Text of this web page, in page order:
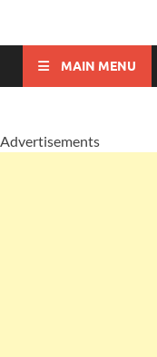
MAIN MENU
Advertisements